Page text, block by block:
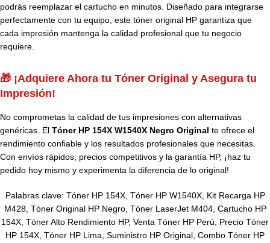
podrás reemplazar el cartucho en minutos. Diseñado para integrarse
perfectamente con tu equipo, este tóner original HP garantiza que
cada impresión mantenga la calidad profesional que tu negocio
requiere.
🎁 ¡Adquiere Ahora tu Tóner Original y Asegura tu
Impresión!
No comprometas la calidad de tus impresiones con alternativas
genéricas. El Tóner HP 154X W1540X Negro Original te ofrece el
rendimiento confiable y los resultados profesionales que necesitas.
Con envíos rápidos, precios competitivos y la garantía HP, ¡haz tu
pedido hoy mismo y experimenta la diferencia de lo original!
Palabras clave: Tóner HP 154X, Tóner HP W1540X, Kit Recarga HP
M428, Tóner Original HP Negro, Tóner LaserJet M404, Cartucho HP
154X, Tóner Alto Rendimiento HP, Venta Tóner HP Perú, Precio Tóner
HP 154X, Tóner HP Lima, Suministro HP Original, Combo Tóner HP